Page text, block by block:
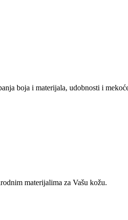
boja i materijala, udobnosti i
materijalima za Vašu kožu.